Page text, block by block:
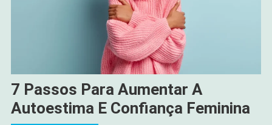
7 Passos Para Aumentar A
Autoestima E Confiança Feminina